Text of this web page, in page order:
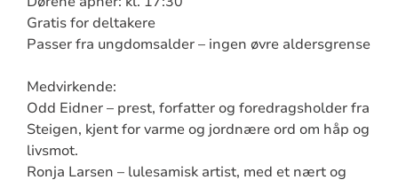
Gratis for deltakere
Passer fra ungdomsalder – ingen øvre aldersgrense
Medvirkende:
Odd Eidner – prest, forfatter og foredragsholder fra
Steigen, kjent for varme og jordnære ord om håp og
livsmot.
Ronja Larsen – lulesamisk artist, med et nært og